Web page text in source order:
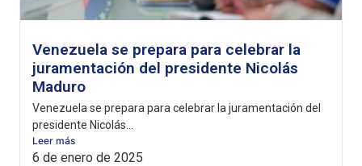
Venezuela se prepara para celebrar la
juramentación del presidente Nicolás
Maduro
Venezuela se prepara para celebrar la juramentación del
presidente Nicolás...
Leer más
6 de enero de 2025